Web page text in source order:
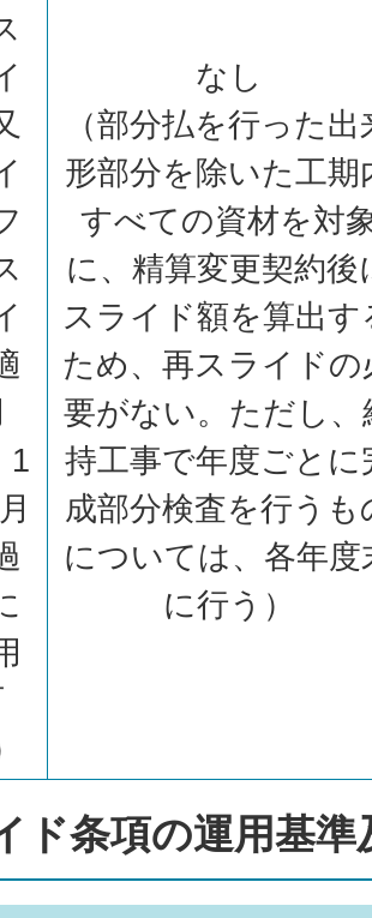
1
なし
（部分払を行った出
形部分を除いた工期
すべての資材を対
に、精算変更契約後
スライド額を算出す
ため、再スライドの
要がない。ただし、
持工事で年度ごとに
成部分検査を行うも
については、各年度
に行う）
ド条項の運用基準